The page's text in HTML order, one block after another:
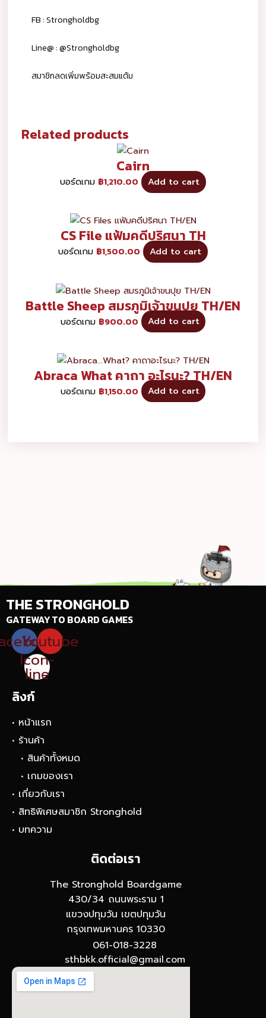
FB : Strongholdbg
Line@ : @Strongholdbg
สมาชิกลดเพิ่มพร้อมสะสมแต้ม
Related products
Cairn
บอร์ดเกม ฿1,210.00 Add to cart
CS File แฟ้มคดีปริศนา TH
บอร์ดเกม ฿1,500.00 Add to cart
Battle Sheep สมรภูมิเจ้าขนปุย TH/EN
บอร์ดเกม ฿900.00 Add to cart
Abraca What คาถา อะไรนะ? TH/EN
บอร์ดเกม ฿1,150.00 Add to cart
THE STRONGHOLD
GATEWAY TO BOARD GAMES
Youtube
Icon-
line
ลิงก์
• หน้าแรก
• ร้านค้า
• สินค้าทั้งหมด
• เกมของเรา
• เกี่ยวกับเรา
• สิทธิพิเศษสมาชิก Stronghold
• บทความ
ติดต่อเรา
The Stronghold Boardgame
430/34 ถนนพระราม 1
แขวงปทุมวัน เขตปทุมวัน
กรุงเทพมหานคร 10330
061-018-3228
sthbkk.official@gmail.com